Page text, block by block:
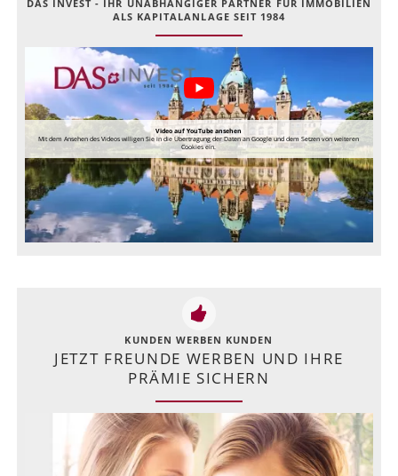
DAS INVEST - IHR UNABHÄNGIGER PARTNER FÜR IMMOBILIEN
ALS KAPITALANLAGE SEIT 1984
Video auf YouTube ansehen
Mit dem Ansehen des Videos willigen Sie in die Übertragung der Daten an Google und dem Setzen von weiteren
Cookies ein.
KUNDEN WERBEN KUNDEN
JETZT FREUNDE WERBEN UND IHRE
PRÄMIE SICHERN